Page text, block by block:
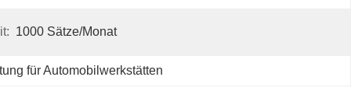
1000 Sätze/Monat
für Automobilwerkstätten